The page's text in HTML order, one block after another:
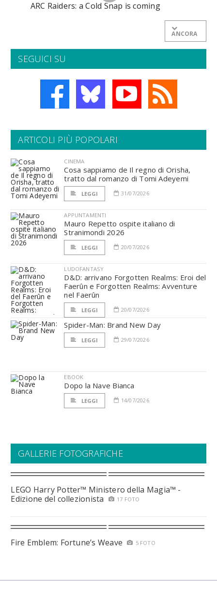
ARC Raiders: a Cold Snap is coming
ANCORA
SEGUICI SU
ARTICOLI PIÙ POPOLARI
CINEMA
Cosa sappiamo de Il regno di Orisha,
tratto dal romanzo di Tomi Adeyemi
LEGGI 31/07/2026
APPUNTAMENTI
Mauro Repetto ospite italiano di
Stranimondi 2026
LEGGI 20/07/2026
LUDOFANTASY
D&D: arrivano Forgotten Realms: Eroi del
Faerûn e Forgotten Realms: Avventure
nel Faerûn
LEGGI 20/07/2026
Spider-Man: Brand New Day
LEGGI 29/07/2026
EBOOK
Dopo la Nave Bianca
LEGGI 14/07/2026
GALLERIE FOTOGRAFICHE
LEGO Harry Potter™ Ministero della Magia™ -
Edizione del collezionista
17 FOTO
Fire Emblem: Fortune’s Weave 5 FOTO